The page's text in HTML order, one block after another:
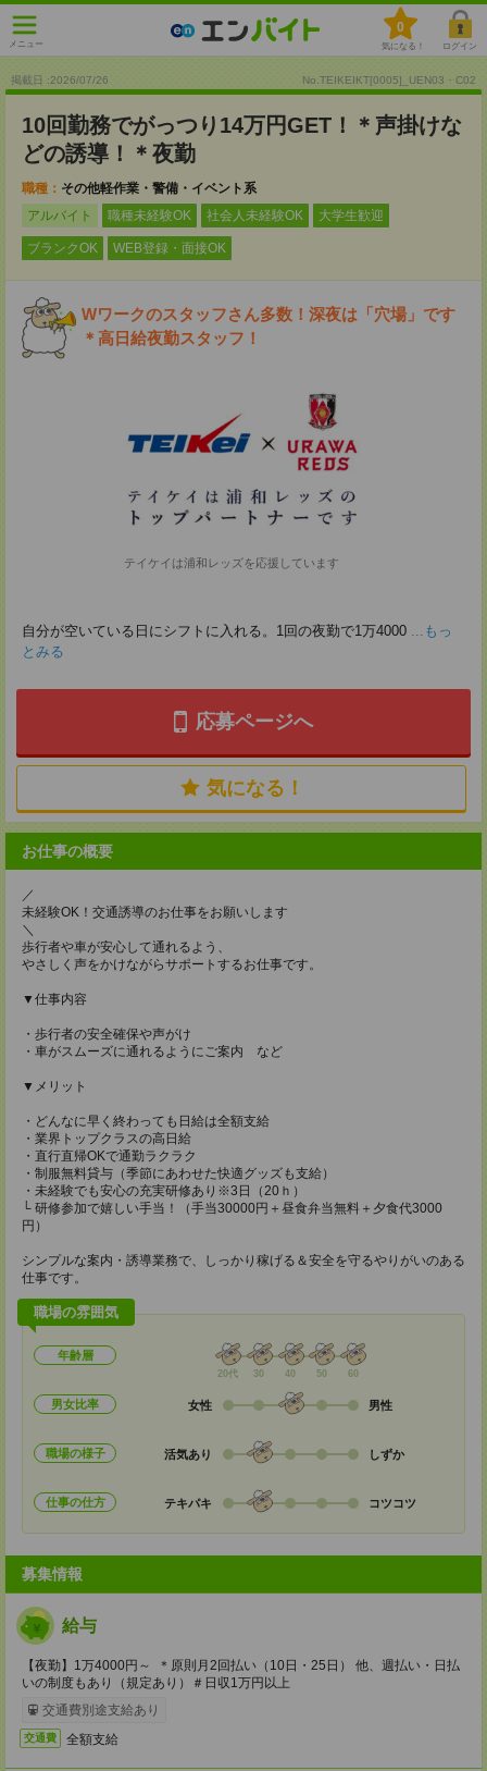
メニュー
0
気になる！ ログイン
掲載日 :2026/07/26 No.TEIKEIKT[0005]_UEN03・C02
10回勤務でがっつり14万円GET！＊声掛けな
どの誘導！＊夜勤
職種： その他軽作業・警備・イベント系
アルバイト
職種未経験OK 社会人未経験OK 大学生歓迎
ブランクOK WEB登録・面接OK
Wワークのスタッフさん多数！深夜は「穴場」です
＊高日給夜勤スタッフ！
テイケイは浦和レッズを応援しています
自分が空いている日にシフトに入れる。1回の夜勤で1万4000 ...もっ
とみる
応募ページへ
気になる！
お仕事の概要
／
未経験OK！交通誘導のお仕事をお願いします
＼
歩行者や車が安心して通れるよう、
やさしく声をかけながらサポートするお仕事です。
▼仕事内容
・歩行者の安全確保や声がけ
・車がスムーズに通れるようにご案内 など
▼メリット
・どんなに早く終わっても日給は全額支給
・業界トップクラスの高日給
・直行直帰OKで通勤ラクラク
・制服無料貸与（季節にあわせた快適グッズも支給）
・未経験でも安心の充実研修あり※3日（20ｈ）
└ 研修参加で嬉しい手当！（手当30000円＋昼食弁当無料＋夕食代3000
円）
シンプルな案内・誘導業務で、しっかり稼げる＆安全を守るやりがいのある
仕事です。
職場の雰囲気
年齢層
20代 30 40 50 60
男女比率 女性 男性
職場の様子 活気あり しずか
仕事の仕方 テキパキ コツコツ
募集情報
給与
【夜勤】1万4000円～ ＊原則月2回払い（10日・25日） 他、週払い・日払
いの制度もあり（規定あり）＃日収1万円以上
交通費別途支給あり
交通費 全額支給